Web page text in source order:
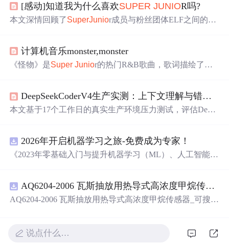
[感动]知道我为什么喜欢SUPER JUNIOR吗?
本文深情回顾了SuperJunior成员与粉丝团体ELF之间的深
计算机音乐monster,monster
《怪物》是Super Junior的热门R&B歌曲，歌词描绘了一
bhouse Groove与Funky元素，展现了独特的流行风格。DeepSeekCoderV4生产实测：上下文理解与错误修复效率深度评测
本文基于17个工作日的真实生产环境压力测试，评估Deep
密度、角色设定对生成风格的影响、错误修复所需的报错
+复现+代码黄金三角、单元测试边界覆盖策略，以及局部
人工约束。
2026年开启机器学习之旅-免费成为专家！
《2023年零基础入门与提升机器学习（ML）、人工智能
AQ6204-2006 瓦斯抽放用热导式高浓度甲烷传感器-可搜索.pdf
AQ6204-2006 瓦斯抽放用热导式高浓度甲烷传感器_可搜
说点什么…